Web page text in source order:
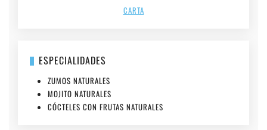
CARTA
ESPECIALIDADES
ZUMOS NATURALES
MOJITO NATURALES
CÓCTELES CON FRUTAS NATURALES